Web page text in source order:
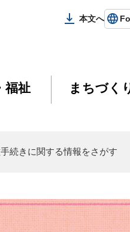
本文へ
福祉 まちづく
続きに関する情報をさがす